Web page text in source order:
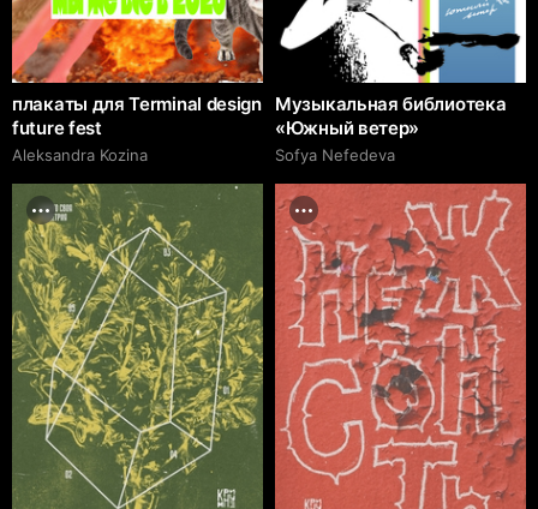
плакаты для Terminal design
future fest
Aleksandra Kozina
Музыкальная библиотека
«Южный ветер»
Sofya Nefedeva